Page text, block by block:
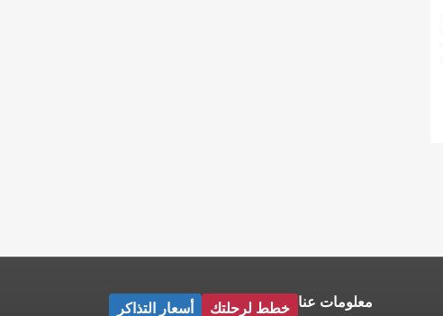
معلومات عنا خطط لرحلتك أسعار التذاكر